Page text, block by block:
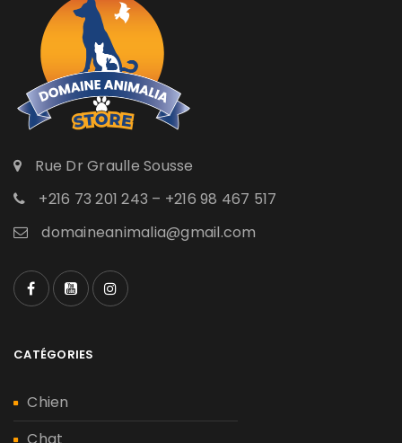
Rue Dr Graulle Sousse
+216 73 201 243 – +216 98 467 517
domaineanimalia@gmail.com
CATÉGORIES
Chien
Chat